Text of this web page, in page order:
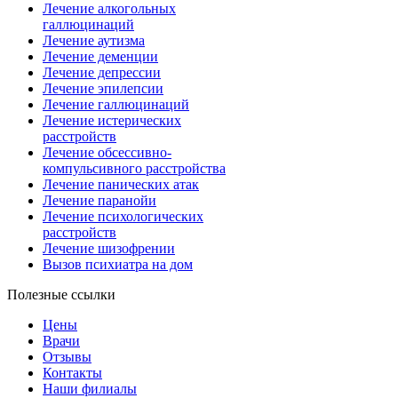
Лечение алкогольных
галлюцинаций
Лечение аутизма
Лечение деменции
Лечение депрессии
Лечение эпилепсии
Лечение галлюцинаций
Лечение истерических
расстройств
Лечение обсессивно-
компульсивного расстройства
Лечение панических атак
Лечение паранойи
Лечение психологических
расстройств
Лечение шизофрении
Вызов психиатра на дом
Полезные ссылки
Цены
Врачи
Отзывы
Контакты
Наши филиалы